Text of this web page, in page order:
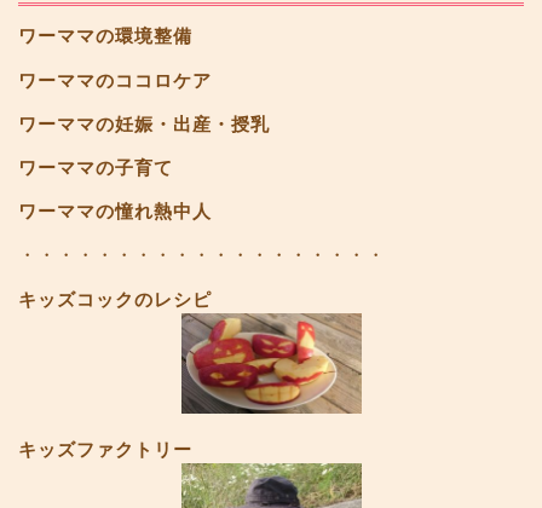
ワーママの環境整備
ワーママのココロケア
ワーママの妊娠・出産・授乳
ワーママの子育て
ワーママの憧れ熱中人
・・・・・・・・・・・・・・・・・・・
キッズコックのレシピ
キッズファクトリー